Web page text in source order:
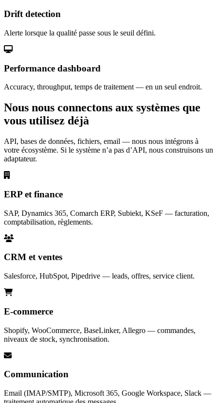
Drift detection
Alerte lorsque la qualité passe sous le seuil défini.
Performance dashboard
Accuracy, throughput, temps de traitement — en un seul endroit.
Nous nous connectons aux systèmes que
vous utilisez déjà
API, bases de données, fichiers, email — nous nous intégrons à
votre écosystème. Si le système n’a pas d’API, nous construisons un
adaptateur.
ERP et finance
SAP, Dynamics 365, Comarch ERP, Subiekt, KSeF — facturation,
comptabilisation, règlements.
CRM et ventes
Salesforce, HubSpot, Pipedrive — leads, offres, service client.
E-commerce
Shopify, WooCommerce, BaseLinker, Allegro — commandes,
niveaux de stock, synchronisation.
Communication
Email (IMAP/SMTP), Microsoft 365, Google Workspace, Slack —